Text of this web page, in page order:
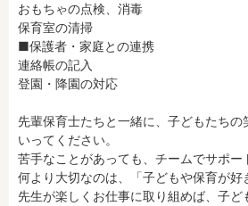
おもちゃの点検、消毒
保育室の清掃
■保護者・家庭との連携
連絡帳の記入
登園・降園の対応
先輩保育士たちと一緒に、子どもたちの
いってください。
苦手なことがあっても、チームでサポー
何より大切なのは、「子どもや保育が好
先生が楽しくお仕事に取り組めば、子ど
土日祝のお仕事
時給1600円～
社会保険完備
資格不問
男性保育士
当社
オープニング求人
小規模保育園
社会福
株式会社
単発保